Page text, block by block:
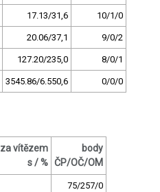
17.13/31,6 10/1/0
20.06/37,1 9/0/2
127.20/235,0 8/0/1
3545.86/6.550,6 0/0/0
za vítězem
s / %
body
ČP/OČ/OM
75/257/0